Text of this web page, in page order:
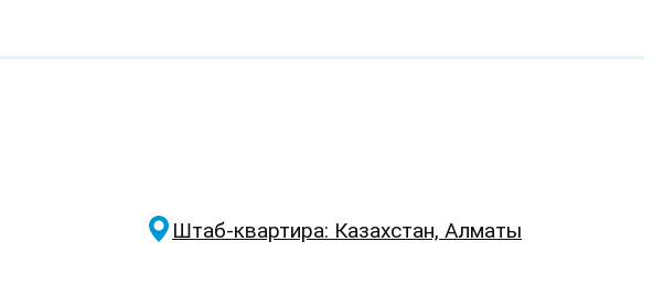
Штаб-квартира: Казахстан, Алматы